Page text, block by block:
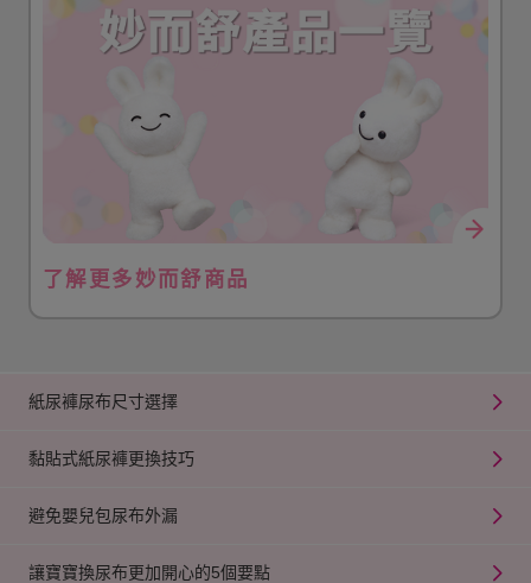
了解更多妙而舒商品
紙尿褲尿布尺寸選擇
黏貼式紙尿褲更換技巧
避免嬰兒包尿布外漏
讓寶寶換尿布更加開心的5個要點